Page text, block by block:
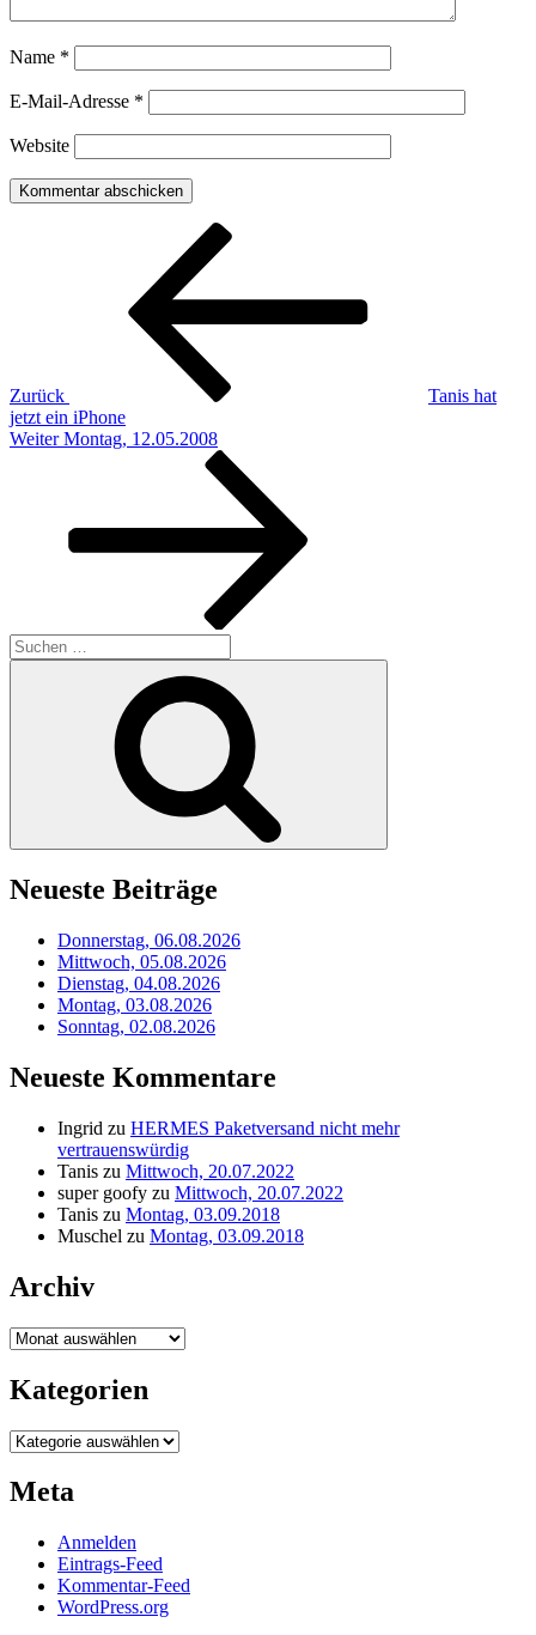
Name *
E-Mail-Adresse *
Website
Beitragsnavigation
Zurück
Tanis hat
jetzt ein iPhone
Nächster
Weiter Montag, 12.05.2008
Suchen
nach:
Neueste Beiträge
Donnerstag, 06.08.2026
Mittwoch, 05.08.2026
Dienstag, 04.08.2026
Montag, 03.08.2026
Sonntag, 02.08.2026
Neueste Kommentare
Ingrid zu HERMES Paketversand nicht mehr
vertrauenswürdig
Tanis zu Mittwoch, 20.07.2022
super goofy zu Mittwoch, 20.07.2022
Tanis zu Montag, 03.09.2018
Muschel zu Montag, 03.09.2018
Archiv
Archiv
Kategorien
Kategorien
Meta
Anmelden
Eintrags-Feed
Kommentar-Feed
WordPress.org